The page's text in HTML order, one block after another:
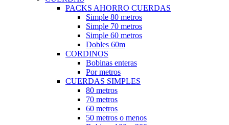
PACKS AHORRO CUERDAS
Simple 80 metros
Simple 70 metros
Simple 60 metros
Dobles 60m
CORDINOS
Bobinas enteras
Por metros
CUERDAS SIMPLES
80 metros
70 metros
60 metros
50 metros o menos